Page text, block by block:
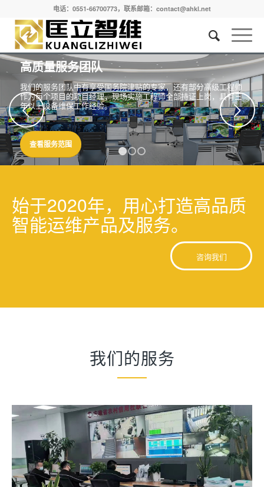
电话：0551-66700773，联系邮箱：contact@ahkl.net
高质量服务团队
我们的服务团队中有享受国务院津贴的专家，还有部分高级工程师
作为每个项目的项目经理，现场实施工程师全部持证上岗，具有三
年以上设备维保工作经验。
查看服务范围
下一页
始于2020年，用心打造高品质
智能运维产品及服务。
咨询我们
我们的服务